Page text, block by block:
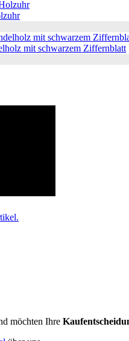
mit schwarzem Ziffernblatt
möchten Ihre